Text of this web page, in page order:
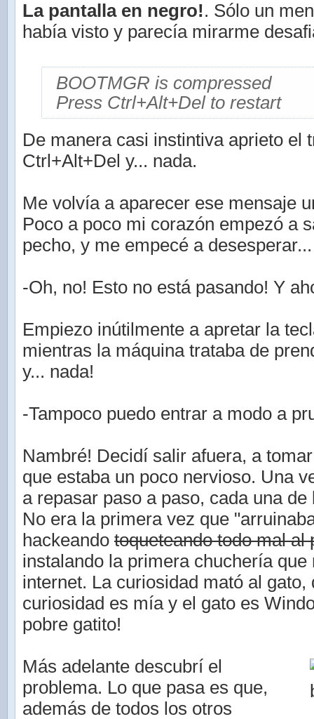
La pantalla en negro!. Sólo un
había visto y parecía mirarme
BOOTMGR is compressed
Press Ctrl+Alt+Del to restart
De manera casi instintiva aprieto el
Ctrl+Alt+Del y... nada.
Me volvía a aparecer ese mensaje
Poco a poco mi corazón empezó a
pecho, y me empecé a desesperar...
-Oh, no! Esto no está pasando! Y
Empiezo inútilmente a apretar la
mientras la máquina trataba de
y... nada!
-Tampoco puedo entrar a modo a
Nambré! Decidí salir afuera, a
que estaba un poco nervioso. Una
a repasar paso a paso, cada una
No era la primera vez que
hackeando toqueteando todo mal al
instalando la primera chuchería que
internet. La curiosidad mató al gato,
curiosidad es mía y el gato es
pobre gatito!
Más adelante descubrí el
problema. Lo que pasa es que,
además de todos los otros